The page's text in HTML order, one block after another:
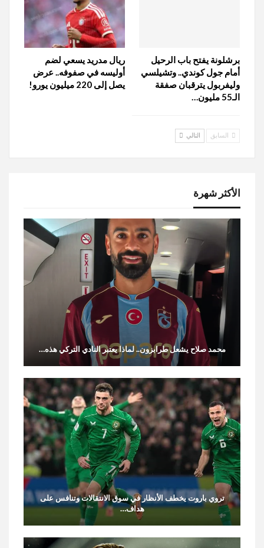
برشلونة يفتح باب الرحيل
أمام جول كوندي.. وتشيلسي
وليفربول يترقبان صفقة
الـ55 مليون…
ريال مدريد يسعي لضم
أوليسه في صفوفه.. عرض
يصل إلى 220 میلیون يورو!
السابق التالي
الأكثر شهرة
محمد صلاح يشعل طرابزون.. لماذا يعتبر النادي التركي هذه…
تروي باروت يخطف الأنظار في سوق الانتقالات وتنافس على
هداف…